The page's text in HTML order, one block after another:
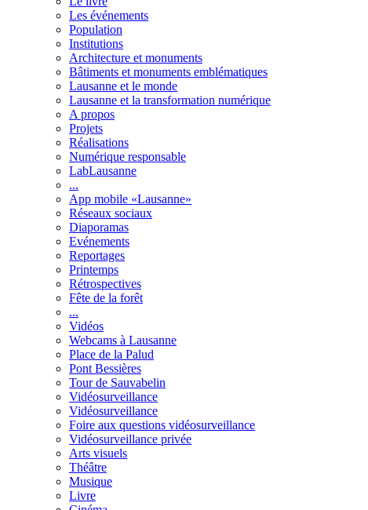
Les événements
Population
Institutions
Architecture et monuments
Bâtiments et monuments emblématiques
Lausanne et le monde
Lausanne et la transformation numérique
A propos
Projets
Réalisations
Numérique responsable
LabLausanne
...
App mobile «Lausanne»
Réseaux sociaux
Diaporamas
Evénements
Reportages
Printemps
Rétrospectives
Fête de la forêt
...
Vidéos
Webcams à Lausanne
Place de la Palud
Pont Bessières
Tour de Sauvabelin
Vidéosurveillance
Vidéosurveillance
Foire aux questions vidéosurveillance
Vidéosurveillance privée
Arts visuels
Théâtre
Musique
Livre